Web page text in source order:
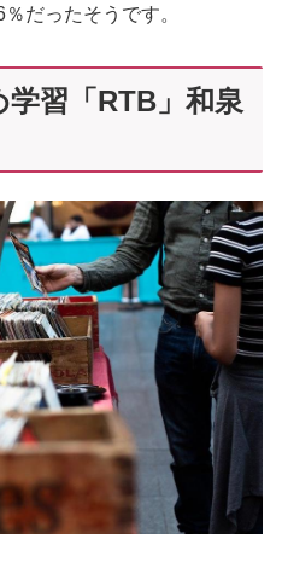
だったそうです。
習「RTB」和泉